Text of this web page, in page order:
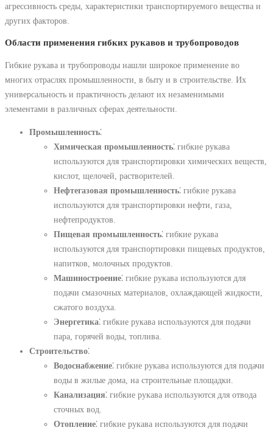
агрессивность среды, характеристики транспортируемого вещества и
других факторов.
Области применения гибких рукавов и трубопроводов
Гибкие рукава и трубопроводы нашли широкое применение во
многих отраслях промышленности, в быту и в строительстве. Их
универсальность и практичность делают их незаменимыми
элементами в различных сферах деятельности.
Промышленность⁚
Химическая промышленность⁚ гибкие рукава
используются для транспортировки химических веществ,
кислот, щелочей, растворителей.
Нефтегазовая промышленность⁚ гибкие рукава
используются для транспортировки нефти, газа,
нефтепродуктов.
Пищевая промышленность⁚ гибкие рукава
используются для транспортировки пищевых продуктов,
напитков, молочных продуктов.
Машиностроение⁚ гибкие рукава используются для
подачи смазочных материалов, охлаждающей жидкости,
сжатого воздуха.
Энергетика⁚ гибкие рукава используются для подачи
пара, горячей воды, топлива.
Строительство⁚
Водоснабжение⁚ гибкие рукава используются для подачи
воды в жилые дома, на строительные площадки.
Канализация⁚ гибкие рукава используются для отвода
сточных вод.
Отопление⁚ гибкие рукава используются для подачи